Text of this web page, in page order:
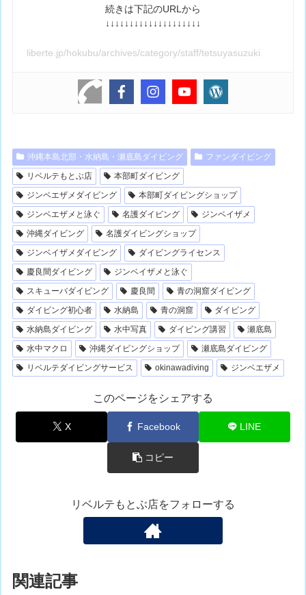
続きは下記のURLから
↓↓↓↓↓↓↓↓↓↓↓↓↓↓↓↓↓↓↓↓
liberte.jp/hokubu/archives/category/staff/tetsuyasuzuki
沖縄本島北部・水納島・瀬底島ダイビング
ファンダイビング
リベルテもとぶ店
本部町ダイビング
ジンベエザメダイビング
本部町ダイビングショップ
ジンベエザメと泳ぐ
名護ダイビング
ジンベイザメ
沖縄ダイビング
名護ダイビングショップ
ジンベイザメダイビング
ダイビングライセンス
慶良間ダイビング
ジンベイザメと泳ぐ
スキューバダイビング
慶良間
青の洞窟ダイビング
ダイビング初心者
水納島 青の洞窟
ダイビング
水納島ダイビング
水中写真 ダイビング講習
瀬底島
水中マクロ
沖縄ダイビングショップ
瀬底島ダイビング
リベルテダイビングサービス
okinawadiving ジンベエザメ
このページをシェアする
X Facebook LINE
コピー
リベルテもとぶ店をフォローする
関連記事